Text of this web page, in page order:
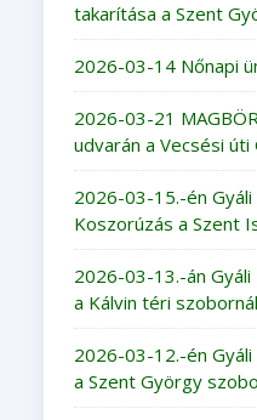
takarítása a Szent
2026-03-14 Nőnapi
2026-03-21
udvarán a Vecsési
2026-03-15.-én
Koszorúzás a Szent
2026-03-13.-án
a Kálvin téri szobornál
2026-03-12.-én
a Szent György